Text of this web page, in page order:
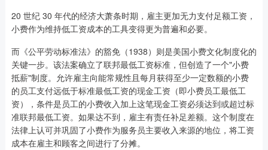
20 世纪 30 年代的经济大萧条时期，雇主更加无力支付足额工资，
小费作为维持低工资成本的工具变得更为普遍和必要。
而《公平劳动标准法》的豁免（1938）则是美国小费文化制度化的
关键一步。该法案确立了联邦最低工资标准，但创造了一个"小费
抵薪"制度。允许雇主向能常规性且每月获得至少一定数额的小费
的员工支付远低于标准最低工资的现金工资（即小费员工最低工
资），条件是员工的小费收入加上这笔现金工资必须达到或超过标
准联邦最低工资。如果达不到，雇主有责任补足差额。这个制度在
法律上认可并巩固了小费作为服务员主要收入来源的地位，将工资
成本在雇主和顾客之间进行了分摊。